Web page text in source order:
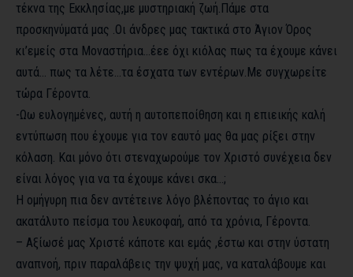
τέκνα της Εκκλησίας,με μυστηριακή ζωή.Πάμε στα
προσκηνύματά μας .Οι άνδρες μας τακτικά στο Άγιον Όρος
κι’εμείς στα Μοναστήρια…έεε όχι κιόλας πως τα έχουμε κάνει
αυτά… πως τα λέτε…τα έσχατα των εντέρων.Με συγχωρείτε
τώρα Γέροντα.
-Ωω ευλογημένες, αυτή η αυτοπεποίθηση και η επιεικής καλή
εντύπωση που έχουμε για τον εαυτό μας θα μας ρίξει στην
κόλαση. Και μόνο ότι στεναχωρούμε τον Χριστό συνέχεια δεν
είναι λόγος για να τα έχουμε κάνει σκα…;
Η ομήγυρη πια δεν αντέτεινε λόγο βλέποντας το άγιο και
ακατάλυτο πείσμα του λευκοφαή, από τα χρόνια, Γέροντα.
– Αξίωσέ μας Χριστέ κάποτε και εμάς ,έστω και στην ύστατη
αναπνοή, πριν παραλάβεις την ψυχή μας, να καταλάβουμε και